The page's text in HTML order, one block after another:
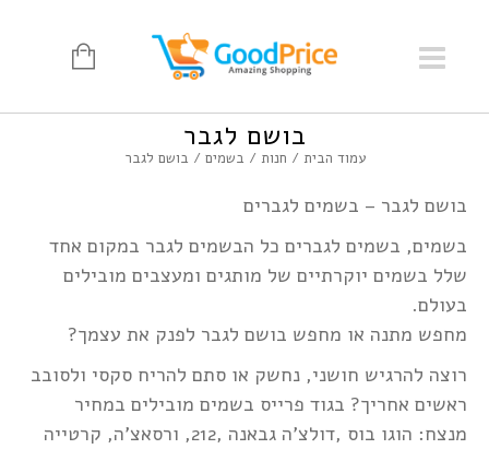
בושם לגבר
עמוד הבית / חנות / בשמים / בושם לגבר
בושם לגבר – בשמים לגברים
בשמים, בשמים לגברים כל הבשמים לגבר במקום אחד
שלל בשמים יוקרתיים של מותגים ומעצבים מובילים
בעולם.
מחפש מתנה או מחפש בושם לגבר לפנק את עצמך?
רוצה להרגיש חושני, נחשק או סתם להריח סקסי ולסובב
ראשים אחריך? בגוד פרייס בשמים מובילים במחיר
מנצח: הוגו בוס ,דולצ'ה גבאנה ,212, ורסאצ'ה, קרטייה